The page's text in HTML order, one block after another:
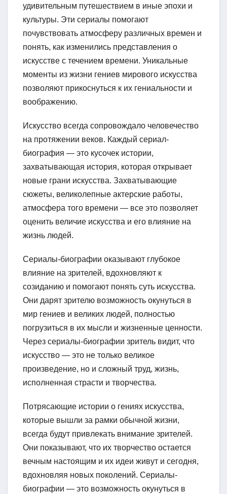
удивительным путешествием в иные эпохи и
культуры. Эти сериалы помогают
почувствовать атмосферу различных времен и
понять, как изменились представления о
искусстве с течением времени. Уникальные
моменты из жизни гениев мирового искусства
позволяют прикоснуться к их гениальности и
воображению.
Искусство всегда сопровождало человечество
на протяжении веков. Каждый сериал-
биография — это кусочек истории,
захватывающая история, которая открывает
новые грани искусства. Захватывающие
сюжеты, великолепные актерские работы,
атмосфера того времени — все это позволяет
оценить величие искусства и его влияние на
жизнь людей.
Сериалы-биографии оказывают глубокое
влияние на зрителей, вдохновляют к
созиданию и помогают понять суть искусства.
Они дарят зрителю возможность окунуться в
мир гениев и великих людей, полностью
погрузиться в их мысли и жизненные ценности.
Через сериалы-биографии зритель видит, что
искусство — это не только великое
произведение, но и сложный труд, жизнь,
исполненная страсти и творчества.
Потрясающие истории о гениях искусства,
которые вышли за рамки обычной жизни,
всегда будут привлекать внимание зрителей.
Они показывают, что их творчество остается
вечным настоящим и их идеи живут и сегодня,
вдохновляя новых поколений. Сериалы-
биографии — это возможность окунуться в